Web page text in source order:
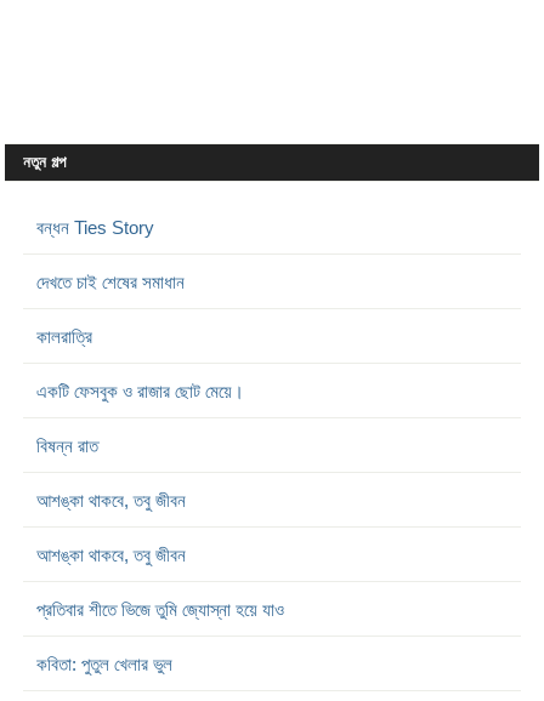
নতুন গল্প
বন্ধন Ties Story
দেখতে চাই শেষের সমাধান
কালরাত্রি
একটি ফেসবুক ও রাজার ছোট মেয়ে।
বিষন্ন রাত
আশঙ্কা থাকবে, তবু জীবন
আশঙ্কা থাকবে, তবু জীবন
প্রতিবার শীতে ভিজে তুমি জ্যোস্না হয়ে যাও
কবিতা: পুতুল খেলার ভুল